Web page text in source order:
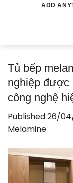
ADD
Tủ bếp
nghiệp được
công nghệ
Published26/
Melamine